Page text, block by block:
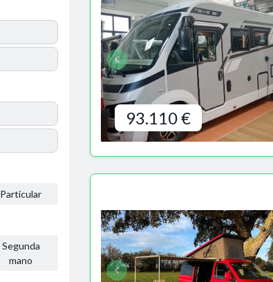
Particular
Segunda
mano
93.110 €